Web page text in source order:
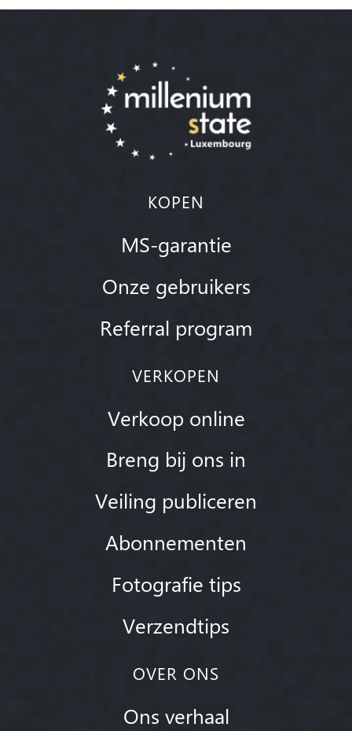
KOPEN
MS-garantie
Onze gebruikers
Referral program
VERKOPEN
Verkoop online
Breng bij ons in
Veiling publiceren
Abonnementen
Fotografie tips
Verzendtips
OVER ONS
Ons verhaal